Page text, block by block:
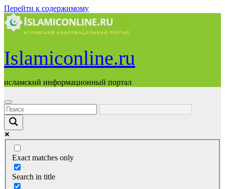
Перейти к содержимому
Islamiconline.ru
исламский информационный портал
Exact matches only
Search in title